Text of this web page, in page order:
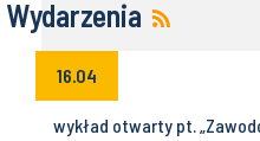
Wydarzenia
16.04
wykład otwarty pt.